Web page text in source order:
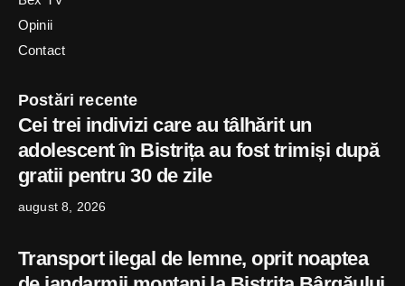
Opinii
Contact
Postări recente
Cei trei indivizi care au tâlhărit un
adolescent în Bistrița au fost trimiși după
gratii pentru 30 de zile
august 8, 2026
Transport ilegal de lemne, oprit noaptea